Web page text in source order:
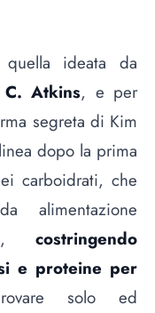
ideata da
Atkins, e per
segreta di Kim
dopo la prima
carboidrati, che
alimentazione
costringendo
e proteine per
solo ed